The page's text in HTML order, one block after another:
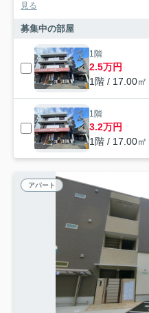
見る
募集中の部屋
1階
2.5万円
1階 / 17.00㎡
1階
3.2万円
1階 / 17.00㎡
アパート